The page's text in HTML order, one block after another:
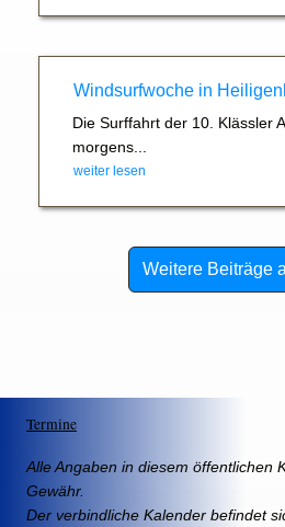
Windsurfwoche in
Die Surffahrt der 10. Klässler
morgens...
weiter lesen
Weitere Beiträge
Termine
Alle Angaben in diesem öffentlichen
Gewähr.
Der verbindliche Kalender befindet